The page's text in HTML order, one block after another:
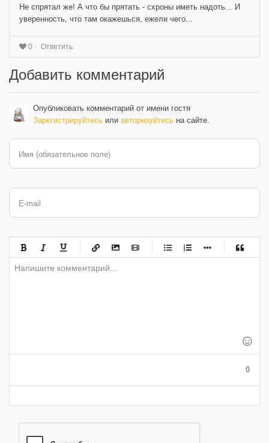
Не спрятал же! А что бы прятать - схроны иметь надоть... И
уверенность, что там окажешься, ежели чего...
0 Ответить
Добавить комментарий
Опубликовать комментарий от имени гостя
Зарегистрируйтесь или авторизуйтесь на сайте.
Имя (обязательное поле)
E-mail
-
-
-
-
0